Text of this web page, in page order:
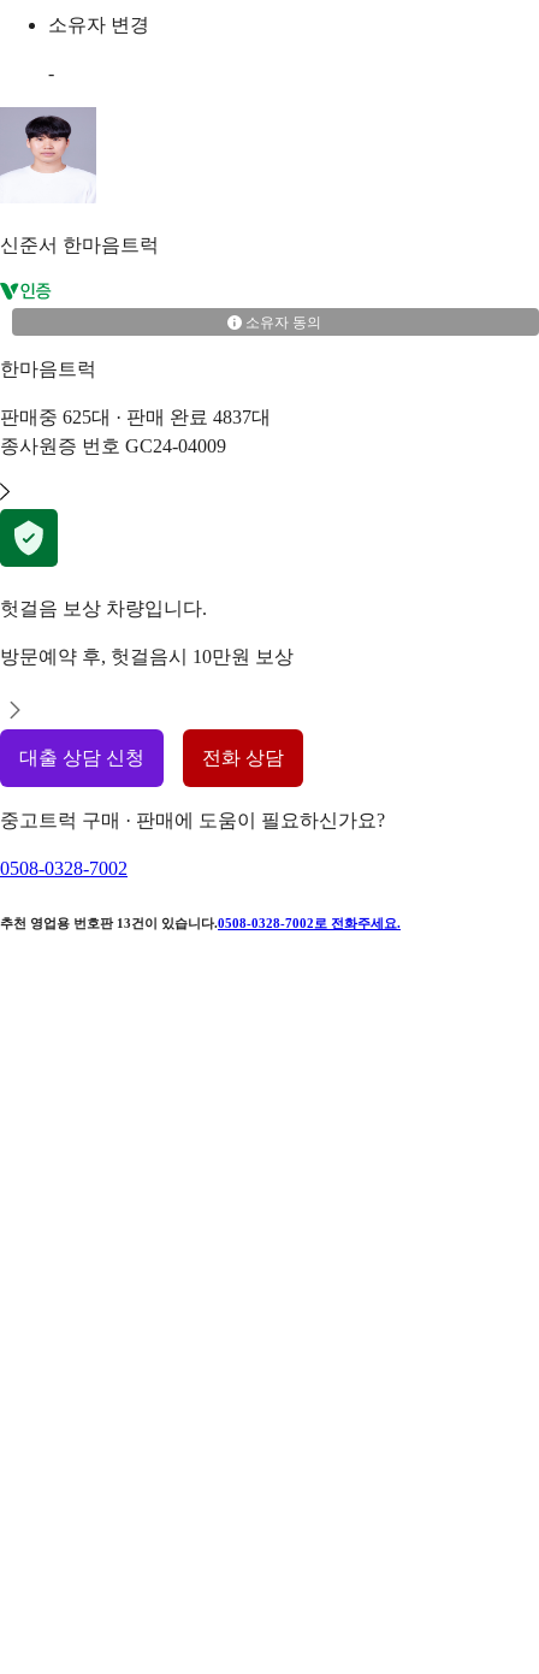
소유자 변경
-
신준서 한마음트럭
소유자 동의
한마음트럭
판매중 625대 · 판매 완료 4837대
종사원증 번호 GC24-04009
헛걸음 보상 차량입니다.
방문예약 후, 헛걸음시 10만원 보상
대출 상담 신청 전화 상담
중고트럭 구매 · 판매에 도움이 필요하신가요?
0508-0328-7002
추천 영업용 번호판 13건이 있습니다.0508-0328-7002 로 전화주세요.